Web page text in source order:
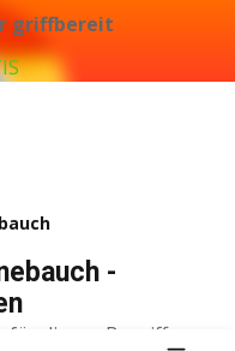
griffbereit
-
für diesen Begriff